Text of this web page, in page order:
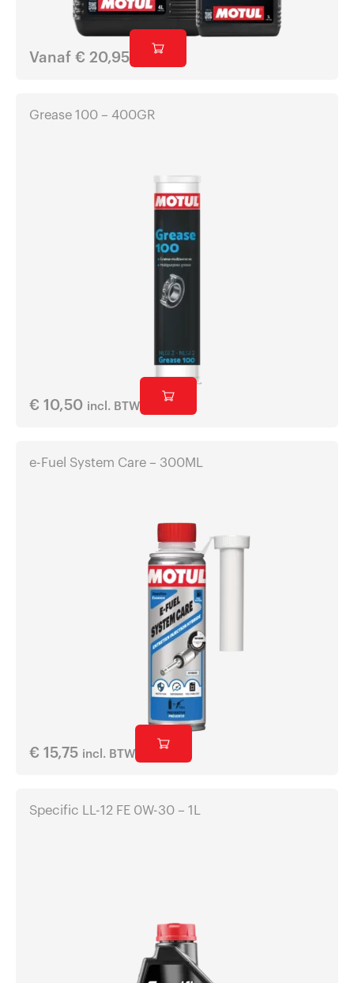
Vanaf € 20,95
Grease 100 – 400GR
€ 10,50 incl. BTW
e-Fuel System Care – 300ML
€ 15,75 incl. BTW
Specific LL-12 FE 0W-30 – 1L